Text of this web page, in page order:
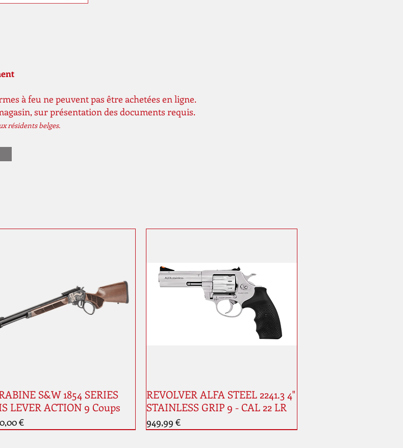
à feu ne peuvent pas être achetées en ligne.
sur présentation des documents requis.
résidents belges.
S&W 1854 SERIES
LEVER ACTION 9 Coups
€
REVOLVER ALFA STEEL 2241.3 4"
STAINLESS GRIP 9 - CAL 22 LR
Prix
949,99 €